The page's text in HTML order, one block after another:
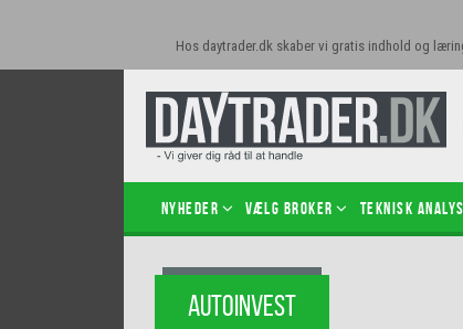
Hos daytrader.dk skaber vi gratis indhold og
Nyheder Vælg broker Teknisk
AUTOINVEST